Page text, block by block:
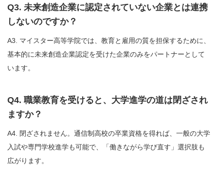
Q3. 未来創造企業に認定されていない企業とは連携
しないのですか？
A3. マイスター高等学院では、教育と雇用の質を担保するために、
基本的に未来創造企業認定を受けた企業のみをパートナーとして
います。
Q4. 職業教育を受けると、大学進学の道は閉ざされ
ますか？
A4. 閉ざされません。通信制高校の卒業資格を得れば、一般の大学
入試や専門学校進学も可能で、「働きながら学び直す」選択肢も
広がります。